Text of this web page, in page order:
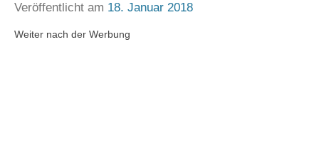
Veröffentlicht am 18. Januar 2018
Weiter nach der Werbung